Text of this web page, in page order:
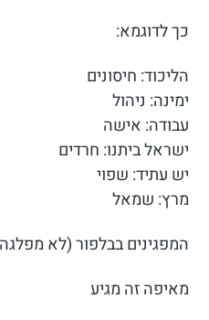
כך לדוגמא:
הליכוד: חיסונים
ימינה: ניהול
עבודה: אישה
ישראל ביתנו: חרדים
יש עתיד: שפוי
מרץ: שמאל
המפגינים בבלפור (לא מפלגה
מאיפה זה מגיע